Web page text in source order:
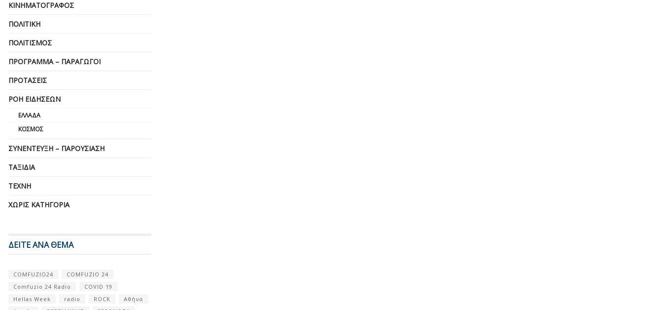
ΚΙΝΗΜΑΤΟΓΡΆΦΟΣ
ΠΟΛΙΤΙΚΉ
ΠΟΛΙΤΙΣΜΌΣ
ΠΡΌΓΡΑΜΜΑ – ΠΑΡΑΓΩΓΟΊ
ΠΡΟΤΆΣΕΙΣ
ΡΟΉ ΕΙΔΉΣΕΩΝ
ΕΛΛΆΔΑ
ΚΌΣΜΟΣ
ΣΥΝΈΝΤΕΥΞΗ – ΠΑΡΟΥΣΊΑΣΗ
ΤΑΞΊΔΙΑ
ΤΈΧΝΗ
ΧΩΡΊΣ ΚΑΤΗΓΟΡΊΑ
ΔΕΙΤΕ ΑΝΑ ΘΕΜΑ
COMFUZIO24
COMFUZIO 24
Comfuzio 24 Radio
COVID 19
Hellas Week
radio ROCK
Αθήνα